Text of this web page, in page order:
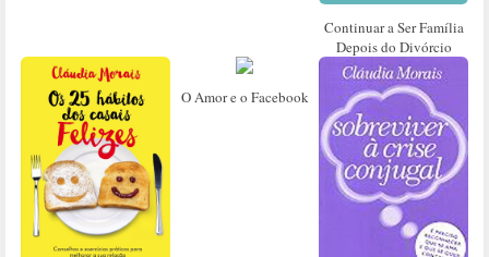
Continuar a Ser Família
Depois do Divórcio
O Amor e o Facebook